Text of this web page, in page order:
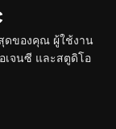
ดของคุณ ผู้ใช้งาน
เจนซี และสตูดิโอ